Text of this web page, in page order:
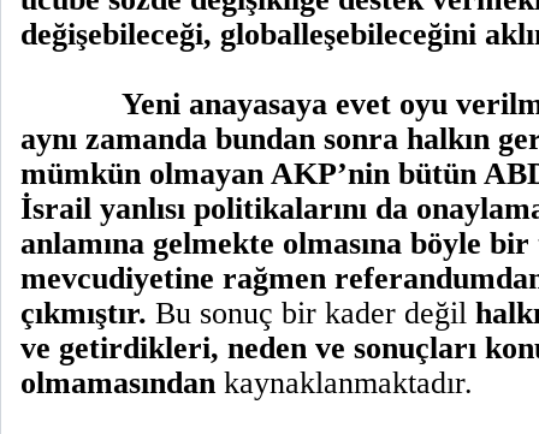
değişebileceği, globalleşebileceğini
Yeni anayasaya evet oyu
aynı zamanda bundan sonra halkın
mümkün olmayan AKP’nin bütün
İsrail yanlısı politikalarını da
anlamına gelmekte olmasına böyle
mevcudiyetine rağmen
çıkmıştır. Bu sonuç bir kader değil
ve getirdikleri, neden ve sonuçları
olmamasından kaynaklanmaktadır.